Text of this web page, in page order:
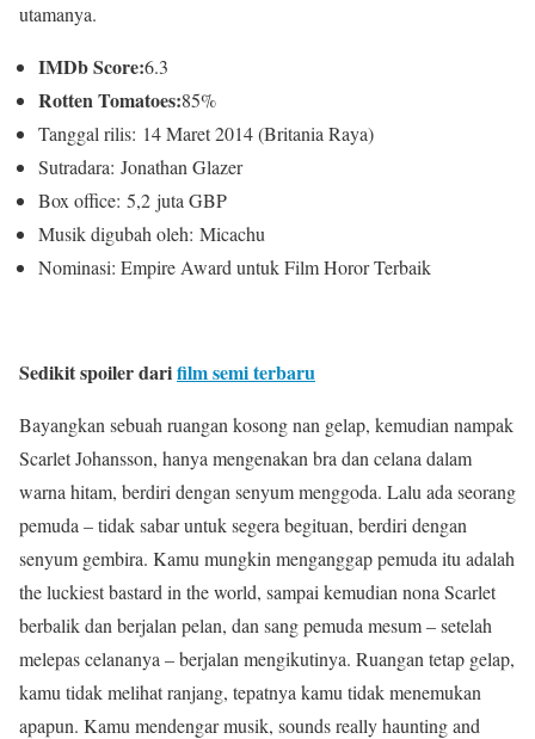
utamanya.
IMDb Score:6.3
Rotten Tomatoes:85%
Tanggal rilis: 14 Maret 2014 (Britania Raya)
Sutradara: Jonathan Glazer
Box office: 5,2 juta GBP
Musik digubah oleh: Micachu
Nominasi: Empire Award untuk Film Horor Terbaik
Sedikit spoiler darifilm semi terbaru
Bayangkan sebuah ruangan kosong nan gelap, kemudian nampak
Scarlet Johansson, hanya mengenakan bra dan celana dalam
warna hitam, berdiri dengan senyum menggoda. Lalu ada seorang
pemuda – tidak sabar untuk segera begituan, berdiri dengan
senyum gembira. Kamu mungkin menganggap pemuda itu adalah
the luckiest bastard in the world, sampai kemudian nona Scarlet
berbalik dan berjalan pelan, dan sang pemuda mesum – setelah
melepas celananya – berjalan mengikutinya. Ruangan tetap gelap,
kamu tidak melihat ranjang, tepatnya kamu tidak menemukan
apapun. Kamu mendengar musik, sounds really haunting and